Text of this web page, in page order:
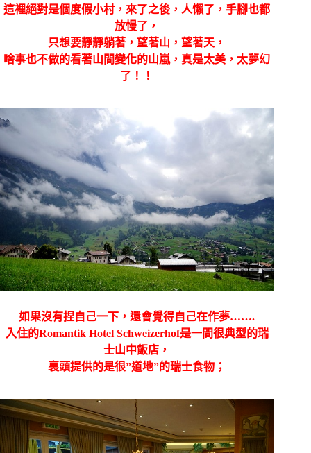
這裡絕對是個度假小村，來了之後，人懶了，手腳也都
放慢了，
只想要靜靜躺著，望著山，望著天，
啥事也不做的看著山間變化的山嵐，真是太美，太夢幻
了！！
如果沒有捏自己一下，還會覺得自己在作夢…….
入住的Romantik Hotel Schweizerhof是一間很典型的瑞
士山中飯店，
裏頭提供的是很”道地”的瑞士食物；